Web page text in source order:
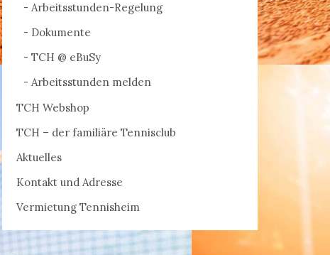
Arbeitsstunden-Regelung
Dokumente
TCH @ eBuSy
Arbeitsstunden melden
TCH Webshop
TCH – der familiäre Tennisclub
Aktuelles
Kontakt und Adresse
Vermietung Tennisheim